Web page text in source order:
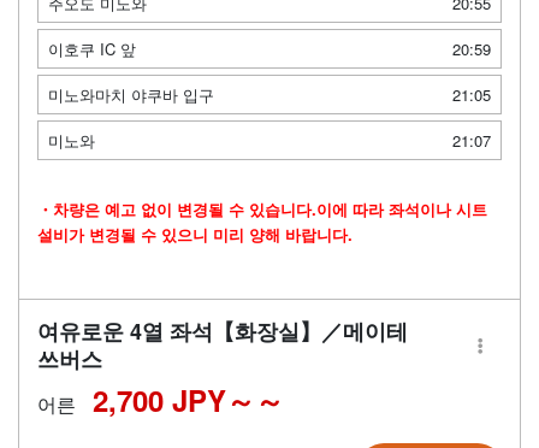
이호쿠 IC 앞
20:59
미노와마치 야쿠바 입구
21:05
미노와
21:07
・차량은 예고 없이 변경될 수 있습니다.이에 따라 좌석이나 시트
설비가 변경될 수 있으니 미리 양해 바랍니다.
여유로운 4열 좌석【화장실】／메이테
쓰버스
어른 2,700 JPY～